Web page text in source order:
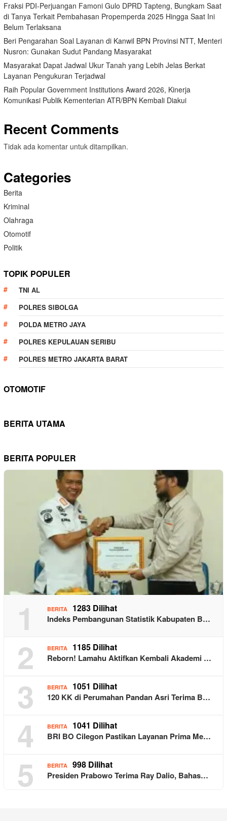
Fraksi PDI-Perjuangan Famoni Gulo DPRD Tapteng, Bungkam Saat
di Tanya Terkait Pembahasan Propemperda 2025 Hingga Saat Ini
Belum Terlaksana
Beri Pengarahan Soal Layanan di Kanwil BPN Provinsi NTT, Menteri
Nusron: Gunakan Sudut Pandang Masyarakat
Masyarakat Dapat Jadwal Ukur Tanah yang Lebih Jelas Berkat
Layanan Pengukuran Terjadwal
Raih Popular Government Institutions Award 2026, Kinerja
Komunikasi Publik Kementerian ATR/BPN Kembali Diakui
Recent Comments
Tidak ada komentar untuk ditampilkan.
Categories
Berita
Kriminal
Olahraga
Otomotif
Politik
TOPIK POPULER
TNI AL
POLRES SIBOLGA
POLDA METRO JAYA
POLRES KEPULAUAN SERIBU
POLRES METRO JAKARTA BARAT
OTOMOTIF
BERITA UTAMA
BERITA POPULER
1 BERITA 1283 Dilihat
Indeks Pembangunan Statistik Kabupaten B…
2 BERITA 1185 Dilihat
Reborn! Lamahu Aktifkan Kembali Akademi …
3 BERITA 1051 Dilihat
120 KK di Perumahan Pandan Asri Terima B…
4 BERITA 1041 Dilihat
BRI BO Cilegon Pastikan Layanan Prima Me…
5 BERITA 998 Dilihat
Presiden Prabowo Terima Ray Dalio, Bahas…